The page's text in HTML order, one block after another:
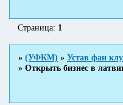
Страница: 1
»(УФКМ) »Устав фан
»Открыть бизнес в